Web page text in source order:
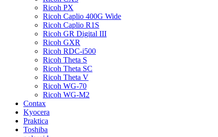
Ricoh PX
Ricoh Caplio 400G Wide
Ricoh Caplio R1S
Ricoh GR Digital III
Ricoh GXR
Ricoh RDC-i500
Ricoh Theta S
Ricoh Theta SC
Ricoh Theta V
Ricoh WG-70
Ricoh WG-M2
Contax
Kyocera
Praktica
Toshiba